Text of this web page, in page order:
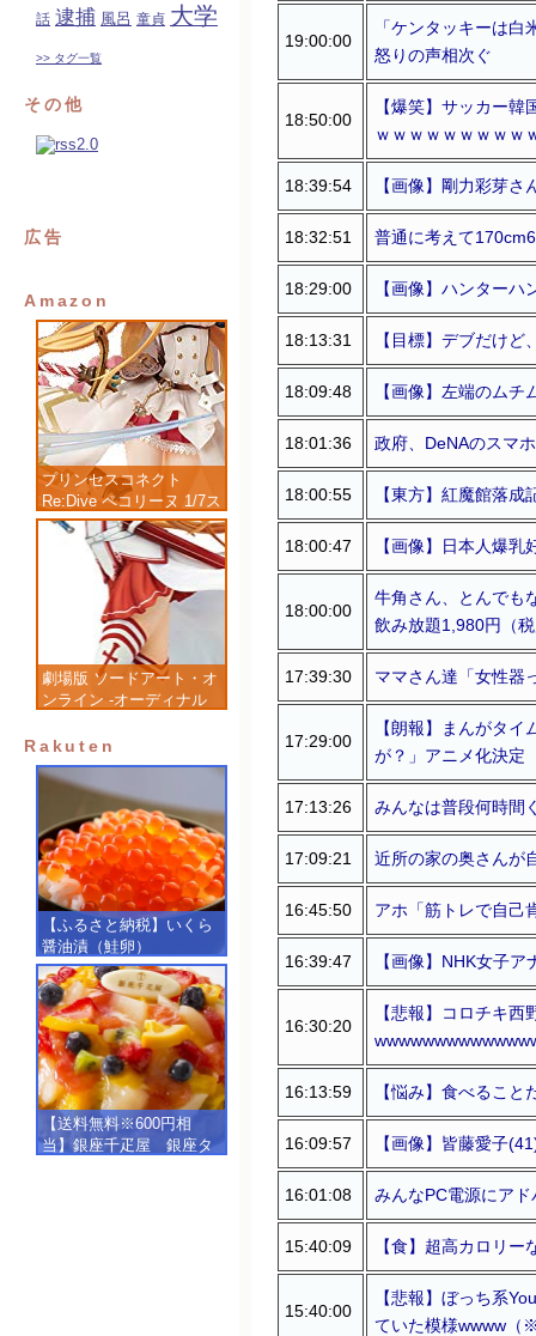
話 逮捕 風呂 童貞 大学
>> タグ一覧
その他
広告
Amazon
プリンセスコネクト
Re:Dive ペコリーヌ 1/7ス
ケール 塗装済み完成品フ
ィギュア
劇場版 ソードアート・オ
ンライン -オーディナル
成品フィギュア
Rakuten
【ふるさと納税】いくら
醤油漬（鮭卵）
【500g（250g×2）】
【送料無料※600円相
当】銀座千疋屋 銀座タ
19:00:00
「ケンタッキーは
怒りの声相次ぐ
18:50:00
【爆笑】サッカー
ｗｗｗｗｗｗｗｗｗ
18:39:54 【画像】剛力彩芽
18:32:51 普通に考えて
18:29:00 【画像】ハンター
18:13:31 【目標】デブだけ
18:09:48 【画像】左端のム
18:01:36 政府、DeNAのスマ
18:00:55 【東方】紅魔館落成
18:00:47 【画像】日本人爆
18:00:00
牛角さん、とんでも
飲み放題1,980円（
17:39:30 ママさん達「女性器
17:29:00
【朗報】まんがタ
が？」アニメ化決定
17:13:26 みんなは普段何時間
17:09:21 近所の家の奥さんが
16:45:50 アホ「筋トレで自己
16:39:47 【画像】NHK女子
16:30:20
【悲報】コロチキ
16:13:59 【悩み】食べるこ
16:09:57 【画像】皆藤愛子
16:01:08 みんなPC電源にア
15:40:09 【食】超高カロリ
15:40:00
【悲報】ぼっち系
ていた模様wwww（